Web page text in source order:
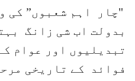
"چار اہم شعبوں” کی
بدولت اب شی زانگ
تبدیلیوں اور عوام
فوائد کے تاریخی